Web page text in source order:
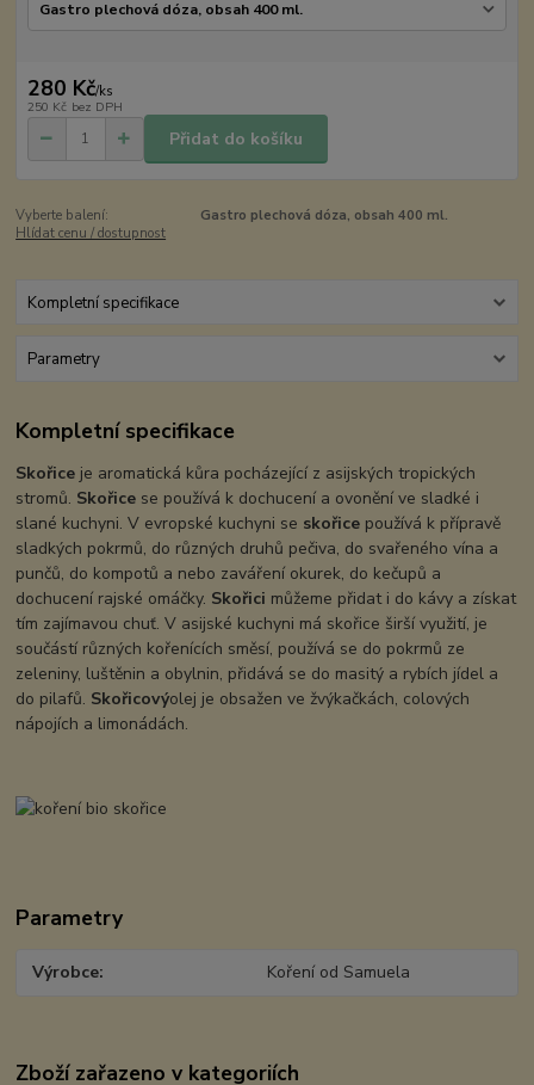
280 Kč/ks
250 Kč bez DPH
Přidat do košíku
Vyberte balení:
Gastro plechová dóza, obsah 400 ml.
Hlídat cenu / dostupnost
Kompletní specifikace
Parametry
Kompletní specifikace
Skořice je aromatická kůra pocházející z asijských tropických
stromů. Skořice se používá k dochucení a ovonění ve sladké i
slané kuchyni. V evropské kuchyni se skořice používá k přípravě
sladkých pokrmů, do různých druhů pečiva, do svařeného vína a
punčů, do kompotů a nebo zaváření okurek, do kečupů a
dochucení rajské omáčky. Skořici můžeme přidat i do kávy a získat
tím zajímavou chuť. V asijské kuchyni má skořice širší využití, je
součástí různých kořenících směsí, používá se do pokrmů ze
zeleniny, luštěnin a obylnin, přidává se do masitý a rybích jídel a
do pilafů. Skořicovýolej je obsažen ve žvýkačkách, colových
nápojích a limonádách.
Parametry
Výrobce Koření od Samuela
Zboží zařazeno v kategoriích